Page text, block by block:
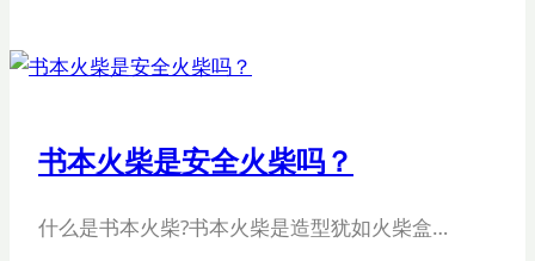
书本火柴是安全火柴吗？
什么是书本火柴?书本火柴是造型犹如火柴盒…